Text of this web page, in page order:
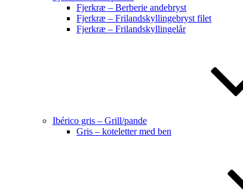
Fjerkræ – Berberie andebryst
Fjerkræ – Frilandskyllingebryst filet
Fjerkræ – Frilandskyllingelår
Ibérico gris – Grill/pande
Gris – koteletter med ben